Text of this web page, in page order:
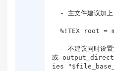
  %!TEX root = main.tex
或
ies